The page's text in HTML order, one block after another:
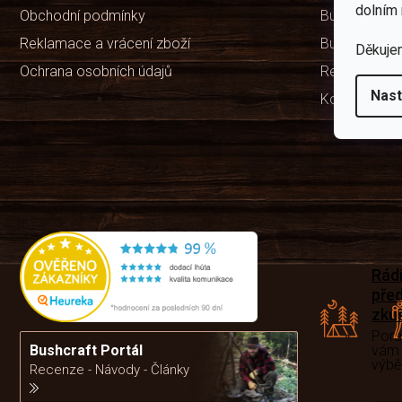
dolním
Obchodní podmínky
Reklamace a vrácení zboží
Ochrana osobních údajů
Bushcraft
Bushcraft
Recenze
Kontakty
Bushcraft Portál
Recenze - Návody - Články
Rádi
vám